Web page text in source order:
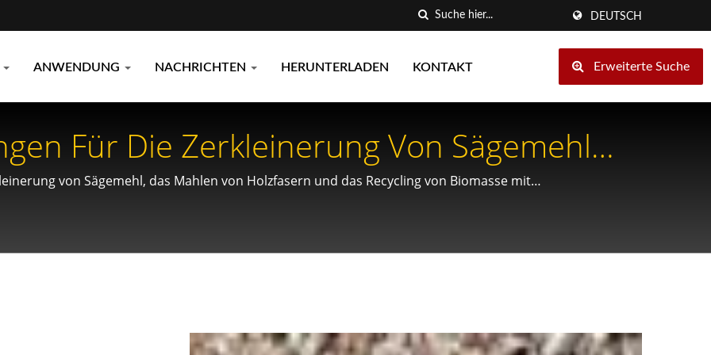
DEUTSCH
ANWENDUNG NACHRICHTEN HERUNTERLADEN KONTAKT Erweiterte Suche
Für Die Zerkleinerung Von Sägemehl
Holzfasern.
von Sägemehl, das Mahlen von Holzfasern und das Recycling von Biomasse mit